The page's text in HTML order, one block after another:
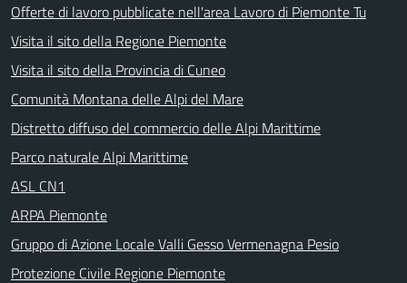
Offerte di lavoro pubblicate nell'area Lavoro di Piemonte Tu
Visita il sito della Regione Piemonte
Visita il sito della Provincia di Cuneo
Comunità Montana delle Alpi del Mare
Distretto diffuso del commercio delle Alpi Marittime
Parco naturale Alpi Marittime
ASL CN1
ARPA Piemonte
Gruppo di Azione Locale Valli Gesso Vermenagna Pesio
Protezione Civile Regione Piemonte